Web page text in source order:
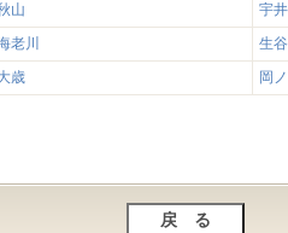
山
宇
老川
生谷
歳
岡